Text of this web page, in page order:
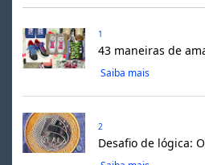
1
43 maneiras de
Saiba mais
2
Desafio de lógica: